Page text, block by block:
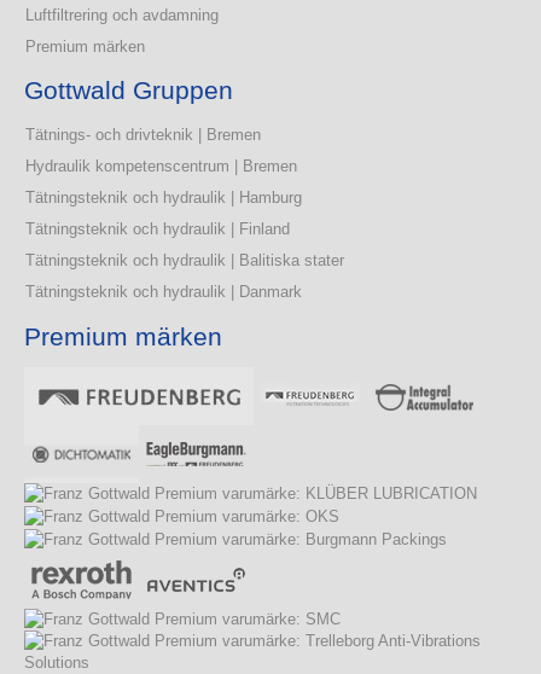
Luftfiltrering och avdamning
Premium märken
Gottwald Gruppen
Tätnings- och drivteknik | Bremen
Hydraulik kompetenscentrum | Bremen
Tätningsteknik och hydraulik | Hamburg
Tätningsteknik och hydraulik | Finland
Tätningsteknik och hydraulik | Balitiska stater
Tätningsteknik och hydraulik | Danmark
Premium märken